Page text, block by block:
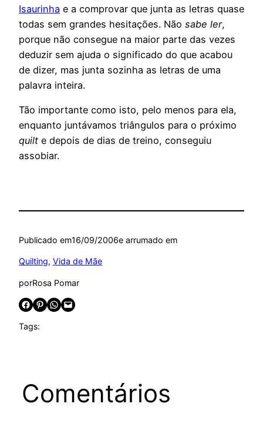
Isaurinha e a comprovar que junta as letras quase
todas sem grandes hesitações. Não sabe ler,
porque não consegue na maior parte das vezes
deduzir sem ajuda o significado do que acabou
de dizer, mas junta sozinha as letras de uma
palavra inteira.
Tão importante como isto, pelo menos para ela,
enquanto juntávamos triângulos para o próximo
quilt e depois de dias de treino, conseguiu
assobiar.
Publicado em16/09/2006e arrumado em
Quilting, Vida de Mãe
porRosa Pomar
Share on Facebook Share on Pinterest Share on WhatsApp Email this Page
Tags:
Comentários